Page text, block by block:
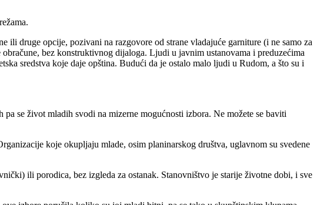
druge opcije, pozivani na razgovore od strane vladajuće garniture (i ne samo za
bez konstruktivnog dijaloga. Ljudi u javnim ustanovama i preduzećima
sredstva koje daje opština. Budući da je ostalo malo ljudi u Rudom, a što su i
se život mladih svodi na mizerne mogućnosti izbora. Ne možete se baviti
koje okupljaju mlade, osim planinarskog društva, uglavnom su svedene
ili porodica, bez izgleda za ostanak. Stanovništvo je starije životne dobi, i sve